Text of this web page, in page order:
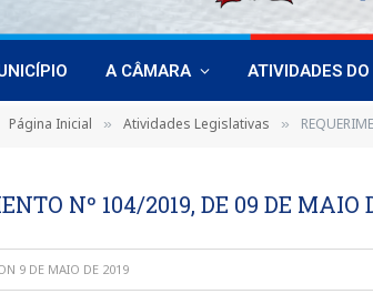
A CÂMARA ATIVIDADES
Página Inicial » Atividades Legislativas »
Nº 104/2019, DE 09 DE MAIO
9 DE MAIO DE 2019